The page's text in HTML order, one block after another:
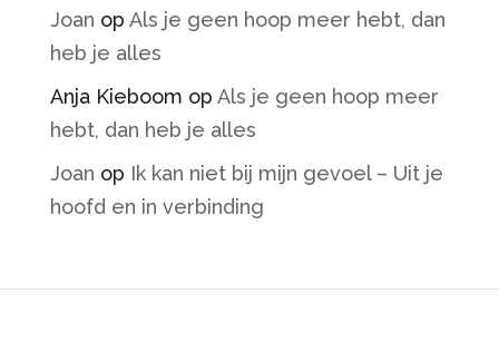
Joan op Als je geen hoop meer hebt, dan
heb je alles
Anja Kieboom op Als je geen hoop meer
hebt, dan heb je alles
Joan op Ik kan niet bij mijn gevoel – Uit je
hoofd en in verbinding